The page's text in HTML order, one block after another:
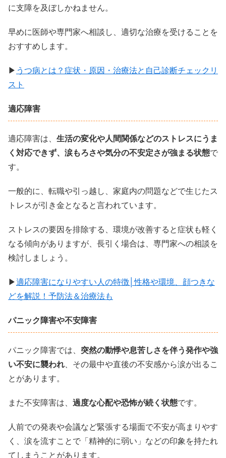
に支障を及ぼしかねません。
早めに医師や専門家へ相談し、適切な治療を受けることを
おすすめします。
▶ うつ病とは？症状・原因・治療法と自己診断チェックリ
スト
適応障害
適応障害は、 生活の変化や人間関係などのストレスにうま
く対応できず、涙もろさや気分の不安定さが強まる状態で
す。
一般的に、転職や引っ越し、家庭内の問題などで生じたス
トレスが引き金となると言われています。
ストレスの要因を排除する、環境が改善すると症状も軽く
なる傾向がありますが、長引く場合は、専門家への相談を
検討しましょう。
▶適応障害になりやすい人の特徴│性格や環境、顔つきな
どを解説！予防法＆治療法も
パニック障害や不安障害
パニック障害では、 突然の動悸や息苦しさを伴う発作や強
い不安に襲われ、その最中や直後の不安感から涙が出るこ
とがあります。
また不安障害は、 過度な心配や恐怖が続く状態です。
人前での発表や会議など緊張する場面で不安が高まりやす
く、涙を流すことで「精神的に弱い」などの印象を持たれ
てしまうことがあります。